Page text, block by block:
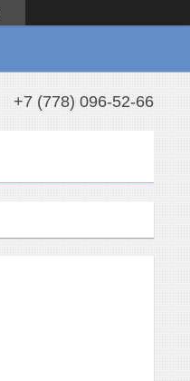
+7 (778) 096-52-66